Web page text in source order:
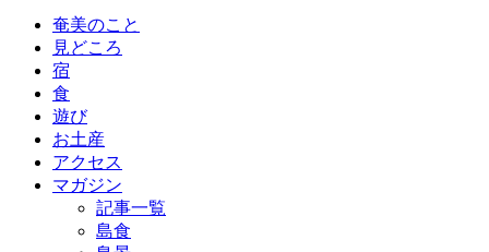
奄美のこと
見どころ
宿
食
遊び
お土産
アクセス
マガジン
記事一覧
島食